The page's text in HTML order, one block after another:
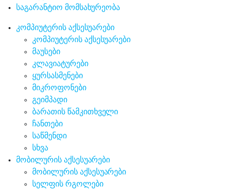
საგარანტიო მომსახურეობა
კომპიუტერის აქსესუარები
კომპიუტერის აქსესუარები
მაუსები
კლავიატურები
ყურსასმენები
მიკროფონები
გეიმპადი
ბარათის წამკითხველი
ჩანთები
საწმენდი
სხვა
მობილურის აქსესუარები
მობილურის აქსესუარები
სელფის რგოლები